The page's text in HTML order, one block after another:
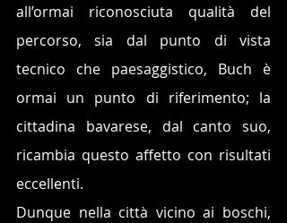
all’ormai riconosciuta qualità del
percorso, sia dal punto di vista
tecnico che paesaggistico, Buch è
ormai un punto di riferimento; la
cittadina bavarese, dal canto suo,
ricambia questo affetto con risultati
eccellenti.
Dunque nella città vicino ai boschi,